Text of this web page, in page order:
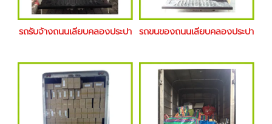
รถรับจ้างถนนเลียบคลองประปา รถขนของถนนเลียบคลองประปา